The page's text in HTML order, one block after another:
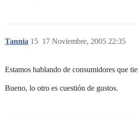
Tannia 17 Noviembre, 2005 22:35
15
Estamos hablando de consumidores que
Bueno, lo otro es cuestión de gustos.